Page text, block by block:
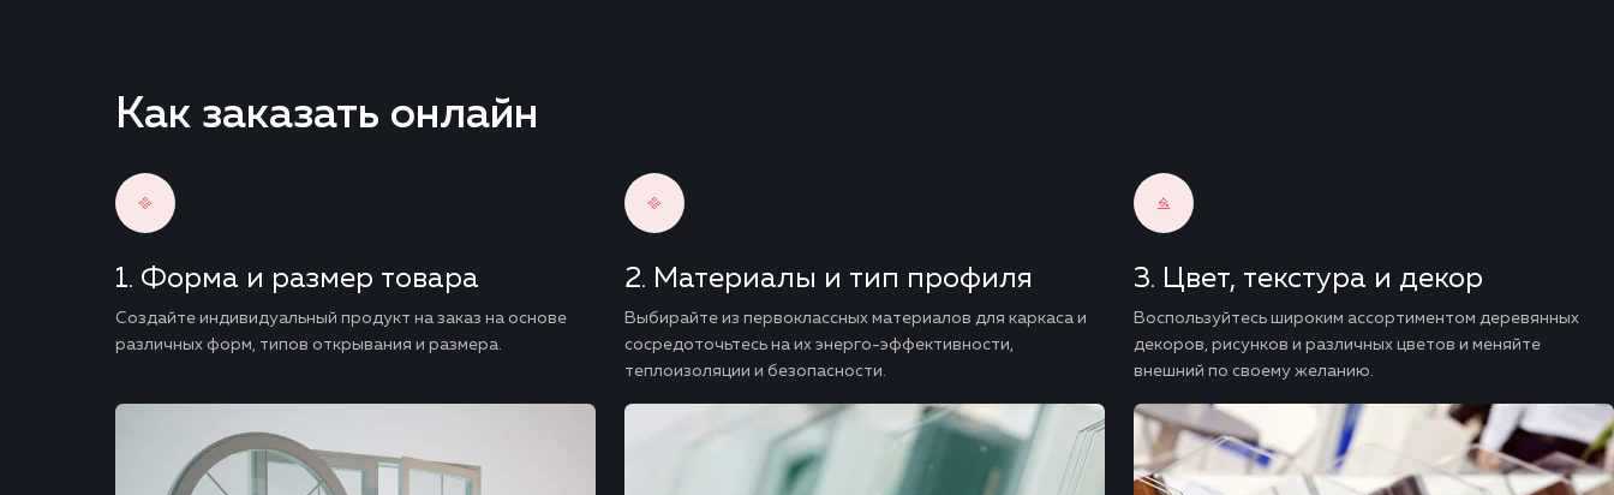
Как заказать онлайн
Форма и размер товара
Создайте индивидуальный продукт на заказ на основе
различных форм, типов открывания и размера.
Материалы и тип профиля
Выбирайте из первоклассных материалов для каркаса и
сосредоточьтесь на их энерго-эффективности,
теплоизоляции и безопасности.
Цвет, текстура и декор
Воспользуйтесь широким ассортиментом деревянных
декоров, рисунков и различных цветов и меняйте
внешний по своему желанию.